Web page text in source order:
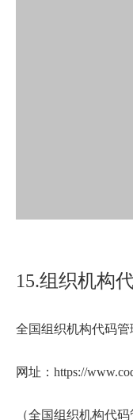
15.组织机构
全国组织机构代码管
网址：https://
（全国组织机构代